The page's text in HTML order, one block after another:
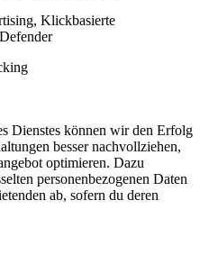
Klickbasierte
Dienstes können wir den Erfolg
besser nachvollziehen,
optimieren. Dazu
personenbezogenen Daten
ab, sofern du deren